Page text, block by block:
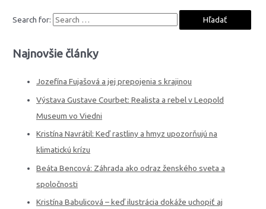
Search for:
Najnovšie články
Jozefína Fujašová a jej prepojenia s krajinou
Výstava Gustave Courbet: Realista a rebel v Leopold
Museum vo Viedni
Kristína Navrátil: Keď rastliny a hmyz upozorňujú na
klimatickú krízu
Beáta Bencová: Záhrada ako odraz ženského sveta a
spoločnosti
Kristína Babulicová – keď ilustrácia dokáže uchopiť aj